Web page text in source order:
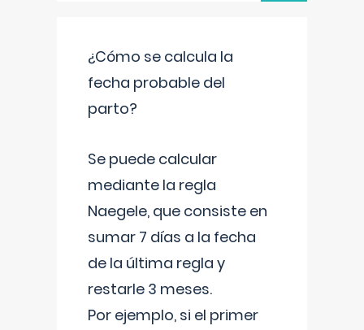
¿Cómo se calcula la
fecha probable del
parto?
Se puede calcular
mediante la regla
Naegele, que consiste en
sumar 7 días a la fecha
de la última regla y
restarle 3 meses.
Por ejemplo, si el primer